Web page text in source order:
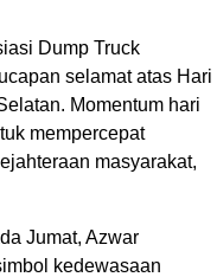
Dump Truck
selamat atas Hari
Momentum hari
mempercepat
masyarakat,
Jumat, Azwar
kedewasaan